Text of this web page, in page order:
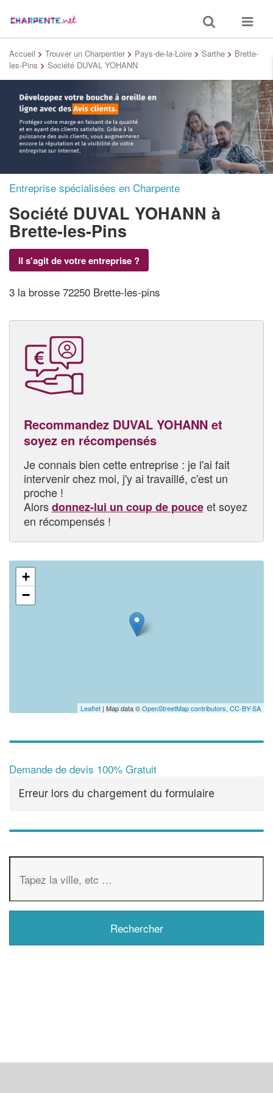
Toggle
search
Toggle
Accueil > Trouver un Charpentier > Pays-de-la-Loire > Sarthe > Brette-
les-Pins > Société DUVAL YOHANN
Entreprise spécialisées en Charpente
Société DUVAL YOHANN à
Brette-les-Pins
Il s'agit de votre entreprise ?
3 la brosse 72250 Brette-les-pins
Recommandez DUVAL YOHANN et
soyez en récompensés
Je connais bien cette entreprise : je l'ai fait
intervenir chez moi, j'y ai travaillé, c'est un
proche !
Alorsdonnez-lui un coup de pouceet soyez
en récompensés !
+
−
Leaflet | Map data ©OpenStreetMap contributors, CC-BY-SA
Demande de devis 100% Gratuit
Erreur lors du chargement du formulaire